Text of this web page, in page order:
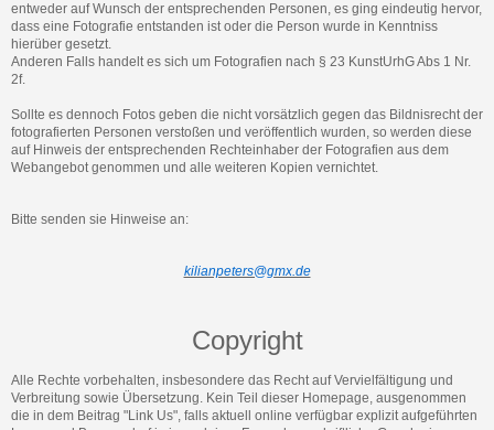
entweder auf Wunsch der entsprechenden Personen, es ging eindeutig hervor,
dass eine Fotografie entstanden ist oder die Person wurde in Kenntniss
hierüber gesetzt.
Anderen Falls handelt es sich um Fotografien nach § 23 KunstUrhG Abs 1 Nr.
2f.
Sollte es dennoch Fotos geben die nicht vorsätzlich gegen das Bildnisrecht der
fotografierten Personen verstoßen und veröffentlich wurden, so werden diese
auf Hinweis der entsprechenden Rechteinhaber der Fotografien aus dem
Webangebot genommen und alle weiteren Kopien vernichtet.
Bitte senden sie Hinweise an:
kilianpeters@gmx.de
Copyright
Alle Rechte vorbehalten, insbesondere das Recht auf Vervielfältigung und
Verbreitung sowie Übersetzung. Kein Teil dieser Homepage, ausgenommen
die in dem Beitrag "Link Us", falls aktuell online verfügbar explizit aufgeführten